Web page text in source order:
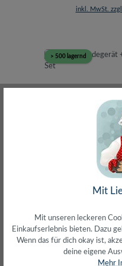
inkl. MwSt.
> 500 lagernd
Mit
Mit unseren leckeren
Einkaufserlebnis bieten. Dazu
Wenn das für dich okay ist,
deine eigene
Mehr